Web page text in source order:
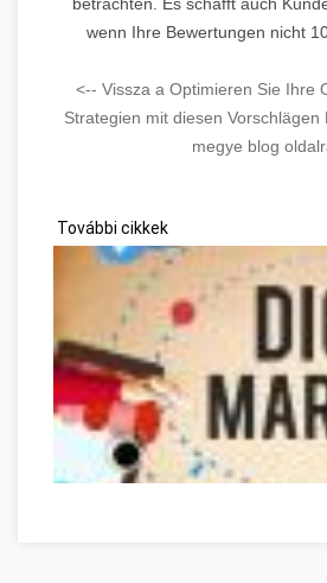
wenn Ihre Bewertungen nicht
<-- Vissza a Optimieren Sie Ihre
Strategien mit diesen Vorschlägen
megye blog
További cikkek